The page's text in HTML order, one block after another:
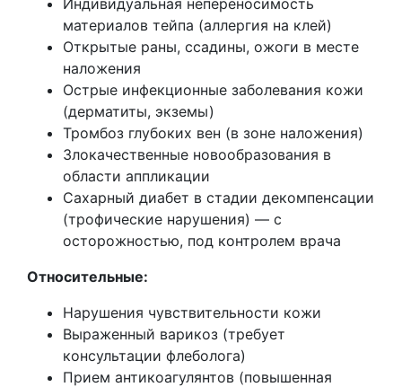
материалов тейпа (аллергия на клей)
Открытые раны, ссадины, ожоги в месте
наложения
Острые инфекционные заболевания кожи
(дерматиты, экземы)
Тромбоз глубоких вен (в зоне наложения)
Злокачественные новообразования в
области аппликации
Сахарный диабет в стадии декомпенсации
(трофические нарушения) — с
осторожностью, под контролем врача
Относительные:
Нарушения чувствительности кожи
Выраженный варикоз (требует
консультации флеболога)
Прием антикоагулянтов (повышенная